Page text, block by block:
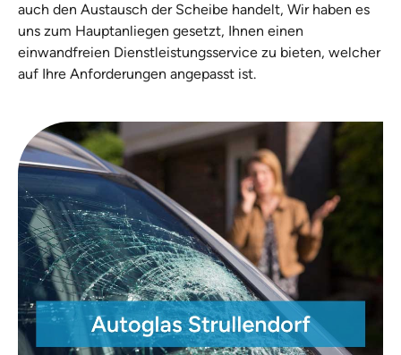
auch den Austausch der Scheibe handelt, Wir haben es
uns zum Hauptanliegen gesetzt, Ihnen einen
einwandfreien Dienstleistungsservice zu bieten, welcher
auf Ihre Anforderungen angepasst ist.